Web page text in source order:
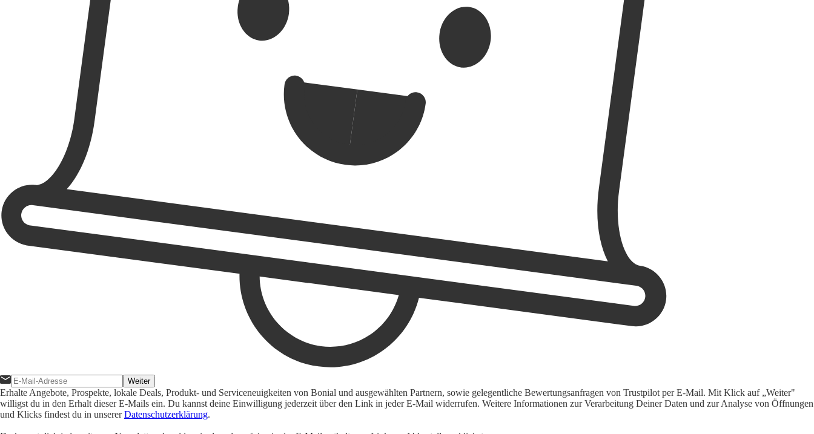
Weiter
Erhalte Angebote, Prospekte, lokale Deals, Produkt- und Serviceneuigkeiten von Bonial und ausgewählten Partnern, sowie gelegentliche Bewertungsanfragen von Trustpilot per E-Mail. Mit Klick auf „Weiter"
willigst du in den Erhalt dieser E-Mails ein. Du kannst deine Einwilligung jederzeit über den Link in jeder E-Mail widerrufen. Weitere Informationen zur Verarbeitung Deiner Daten und zur Analyse von Öffnungen
und Klicks findest du in unsererDatenschutzerklärung.